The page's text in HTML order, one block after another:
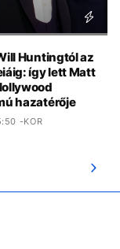
Huntingtól az
így lett Matt
hazatérője
-KOR